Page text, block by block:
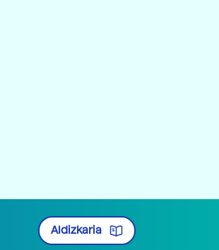
Aldizkaria